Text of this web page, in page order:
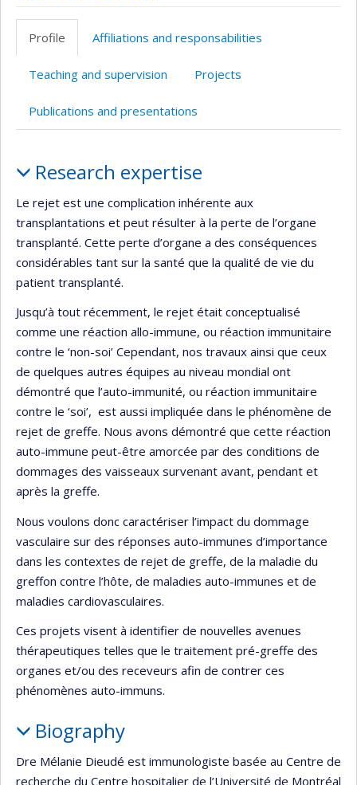
ResearchGate
Page
professionnelle
(faculté,département,école)
Site
web
l’unité
recherche
PubMed
Profile
Affiliations and responsabilities
Teaching and supervision Projects
Publications and presentations
Research expertise
Le rejet est une complication inhérente aux
transplantations et peut résulter à la perte de l’organe
transplanté. Cette perte d’organe a des conséquences
considérables tant sur la santé que la qualité de vie du
patient transplanté.
Jusqu’à tout récemment, le rejet était conceptualisé
comme une réaction allo-immune, ou réaction immunitaire
contre le ‘non-soi’ Cependant, nos travaux ainsi que ceux
de quelques autres équipes au niveau mondial ont
démontré que l’auto-immunité, ou réaction immunitaire
contre le ‘soi’, est aussi impliquée dans le phénomène de
rejet de greffe. Nous avons démontré que cette réaction
auto-immune peut-être amorcée par des conditions de
dommages des vaisseaux survenant avant, pendant et
après la greffe.
Nous voulons donc caractériser l’impact du dommage
vasculaire sur des réponses auto-immunes d’importance
dans les contextes de rejet de greffe, de la maladie du
greffon contre l’hôte, de maladies auto-immunes et de
maladies cardiovasculaires.
Ces projets visent à identifier de nouvelles avenues
thérapeutiques telles que le traitement pré-greffe des
organes et/ou des receveurs afin de contrer ces
phénomènes auto-immuns.
Biography
Dre Mélanie Dieudé est immunologiste basée au Centre de
recherche du Centre hospitalier de l’Université de Montréal